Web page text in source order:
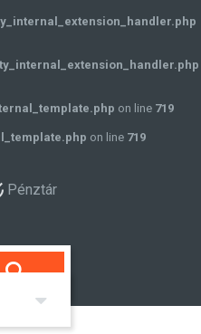
on line 719
on line 719
Pénztár
